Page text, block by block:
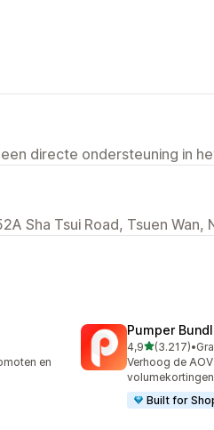
directe ondersteuning in
Sha Tsui Road, Tsuen Wan,
en
Pumper
4,9van 5 sterren
(3.217)
3217 recensies
•
Verhoog de
Built for